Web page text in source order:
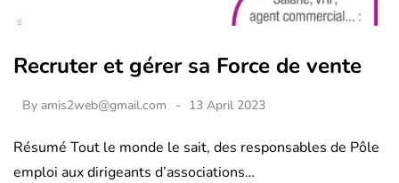
Recruter et gérer sa Force de vente
By amis2web@gmail.com 13 April 2023
Résumé Tout le monde le sait, des responsables de Pôle
emploi aux dirigeants d’associations…